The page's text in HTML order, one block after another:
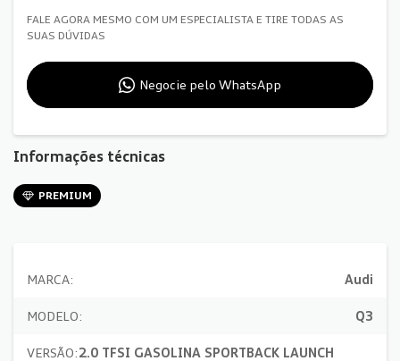
FALE AGORA MESMO COM UM ESPECIALISTA E TIRE TODAS AS
SUAS DÚVIDAS
Negocie pelo WhatsApp
Informações técnicas
PREMIUM
MARCA: Audi
MODELO: Q3
VERSÃO:2.0 TFSI GASOLINA SPORTBACK LAUNCH